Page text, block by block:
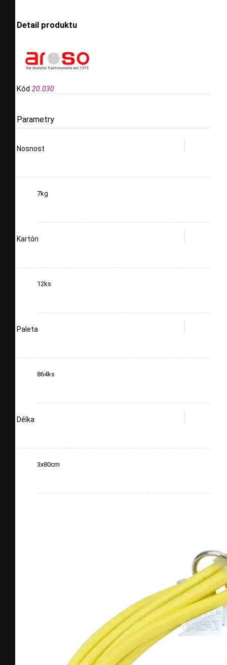
Detail produktu
Kód 20.030
Parametry
Nosnost
7kg
Kartón
12ks
Paleta
864ks
Délka
3x80cm